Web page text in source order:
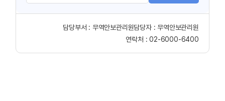
담당부서 : 무역안보관리원담당자 : 무역안보관리원
연락처 :02-6000-6400